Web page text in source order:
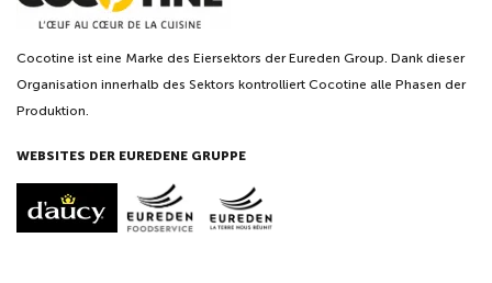
Cocotine ist eine Marke des Eiersektors der Eureden Group. Dank dieser
Organisation innerhalb des Sektors kontrolliert Cocotine alle Phasen der
Produktion.
WEBSITES DER EUREDENE GRUPPE